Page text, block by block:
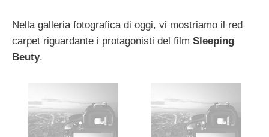
Nella galleria fotografica di oggi, vi mostriamo il red
carpet riguardante i protagonisti del film Sleeping
Beuty.